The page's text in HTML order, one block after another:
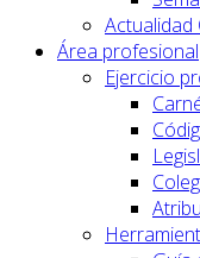
Actualidad
Área profesional
Ejercicio